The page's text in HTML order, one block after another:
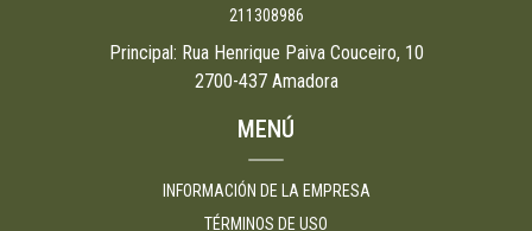
211308986
Principal: Rua Henrique Paiva Couceiro, 10
2700-437 Amadora
MENÚ
INFORMACIÓN DE LA EMPRESA
TÉRMINOS DE USO